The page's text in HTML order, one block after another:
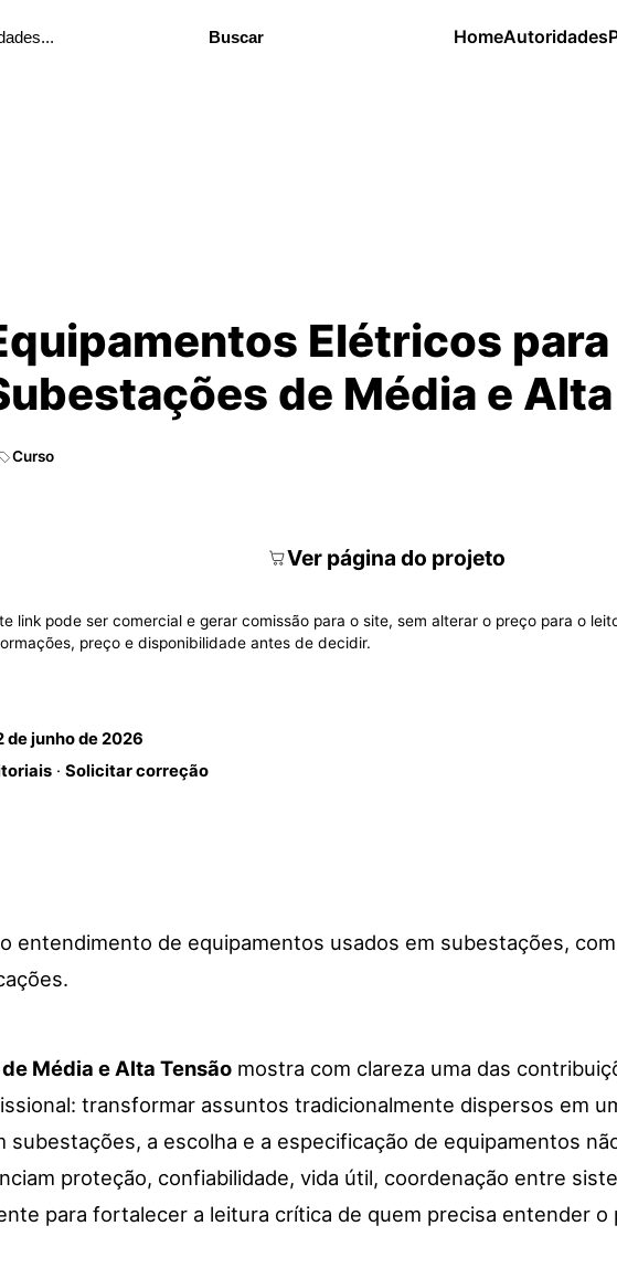
Buscar HomeAutoridades
Elétricos para
de Média e
Curso
Ver página do projeto
link pode ser comercial e gerar comissão para o site, sem alterar o preço para o
preço e disponibilidade antes de decidir.
de junho de 2026
· Solicitar correção
entendimento de equipamentos usados em subestações,
Média e Alta Tensão mostra com clareza uma das
transformar assuntos tradicionalmente dispersos em
subestações, a escolha e a especificação de equipamentos
proteção, confiabilidade, vida útil, coordenação entre
para fortalecer a leitura crítica de quem precisa entender o